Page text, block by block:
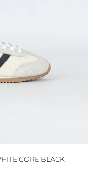
CORE BLACK